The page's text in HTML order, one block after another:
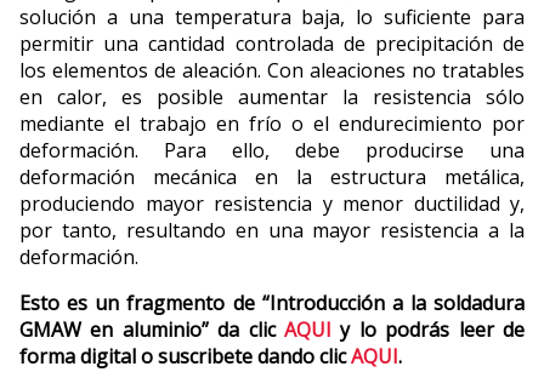
solución a una temperatura baja, lo suficiente para
permitir una cantidad controlada de precipitación de
los elementos de aleación. Con aleaciones no tratables
en calor, es posible aumentar la resistencia sólo
mediante el trabajo en frío o el endurecimiento por
deformación. Para ello, debe producirse una
deformación mecánica en la estructura metálica,
produciendo mayor resistencia y menor ductilidad y,
por tanto, resultando en una mayor resistencia a la
deformación.
Esto es un fragmento de “Introducción a la soldadura
GMAW en aluminio” da clic AQUI y lo podrás leer de
forma digital o suscribete dando clicAQUI.